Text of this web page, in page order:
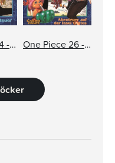
One Piece 24 - Människans drömmar One Piece 26 - Äventyret på gudarnas ö